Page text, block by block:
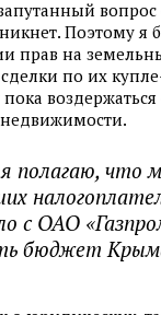
Поэтому я
прав на
по их
воздержаться
полагаю, что
с ОАО
бюджет